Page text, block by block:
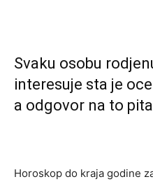
Svaku osobu
interesuje sta je
a odgovor na to
Horoskop do kraja godine